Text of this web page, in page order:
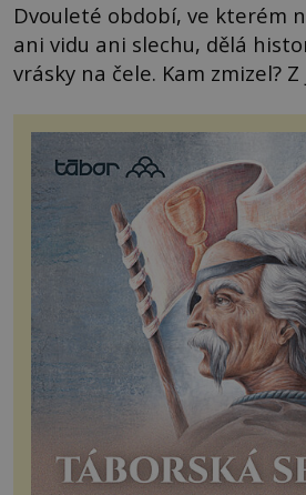
Dvouleté období, ve kterém
ani vidu ani slechu, dělá
vrásky na čele. Kam zmizel?